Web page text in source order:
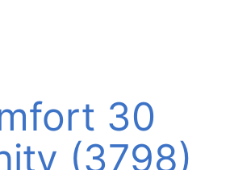
30
(3798)